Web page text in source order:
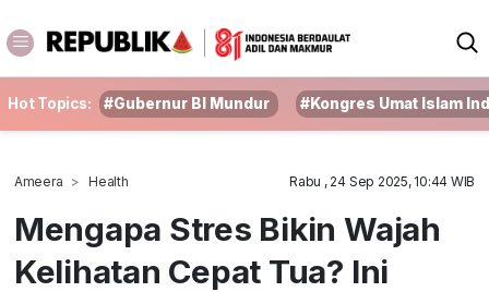
Hot Topics: #Gubernur BI Mundur #Kongres Umat Islam
Ameera Health Rabu , 24 Sep 2025, 10:44 WIB
Mengapa Stres Bikin Wajah
Kelihatan Cepat Tua? Ini